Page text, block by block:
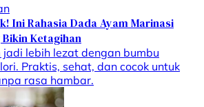
Ini Rahasia Dada Ayam Marinasi
Ketagihan
lebih lezat dengan bumbu
Praktis, sehat, dan cocok untuk
rasa hambar.